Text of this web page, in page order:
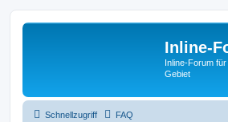
Inline-
Inline-Forum
Gebiet
Schnellzugriff FAQ